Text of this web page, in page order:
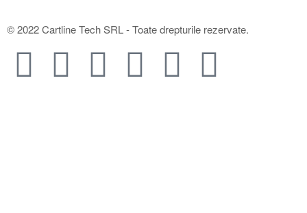
© 2022 Cartline Tech SRL - Toate drepturile rezervate.